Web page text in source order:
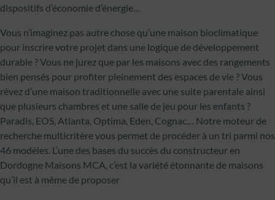
dispositifs d’économie d’énergie…
Vous n’imaginez pas autre chose qu’une maison bioclimatique
pour inscrire votre projet dans une logique de développement
durable ? Vous ne jurez que par les maisons avec des rangements
bien pensés pour profiter pleinement des espaces de vie ? Vous
rêvez d’une maison traditionnelle avec une suite parentale ainsi
que plusieurs chambres et une salle de jeu pour les enfants ?
Paradis, EOS, Atlanta, Optima, Eden, Cognac… Notre moteur de
recherche multicritère vous permet de procéder à un tri parmi nos
46 modèles. L’une des bases du succès du constructeur en
Dordogne Maisons MCA, c’est la variété étonnante de maisons
qu’il est à même de proposer